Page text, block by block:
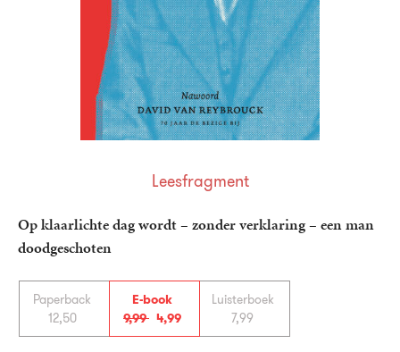
Op klaarlichte dag wordt – zonder verklaring – een man
doodgeschoten
Paperback
12,50
E-book
9,99 4,99
Luisterboek
7,99
Leesfragment